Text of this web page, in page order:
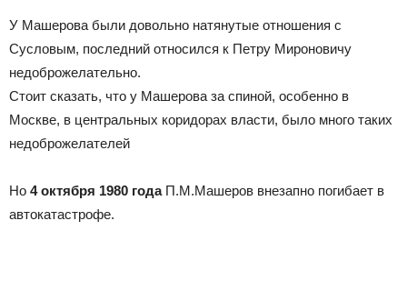
У Машерова были довольно натянутые отношения с
Сусловым, последний относился к Петру Мироновичу
недоброжелательно.
Стоит сказать, что у Машерова за спиной, особенно в
Москве, в центральных коридорах власти, было много таких
недоброжелателей
Но 4 октября 1980 годаП.М.Машеров внезапно погибает в
автокатастрофе.